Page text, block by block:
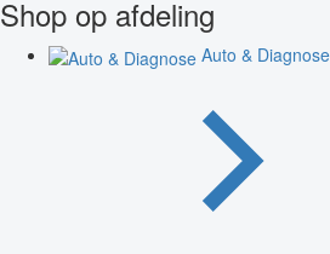
Shop op afdeling
Auto & Diagnose